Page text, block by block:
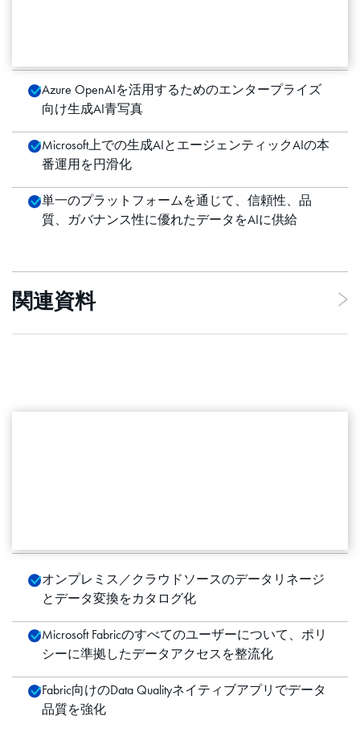
Azure OpenAIを活用するためのエンタープライズ
向け生成AI青写真
Microsoft上での生成AIとエージェンティックAIの本
番運用を円滑化
単一のプラットフォームを通じて、信頼性、品
質、ガバナンス性に優れたデータをAIに供給
関連資料
オンプレミス／クラウドソースのデータリネージ
とデータ変換をカタログ化
Microsoft Fabricのすべてのユーザーについて、ポリ
シーに準拠したデータアクセスを整流化
Fabric向けのData Qualityネイティブアプリでデータ
品質を強化